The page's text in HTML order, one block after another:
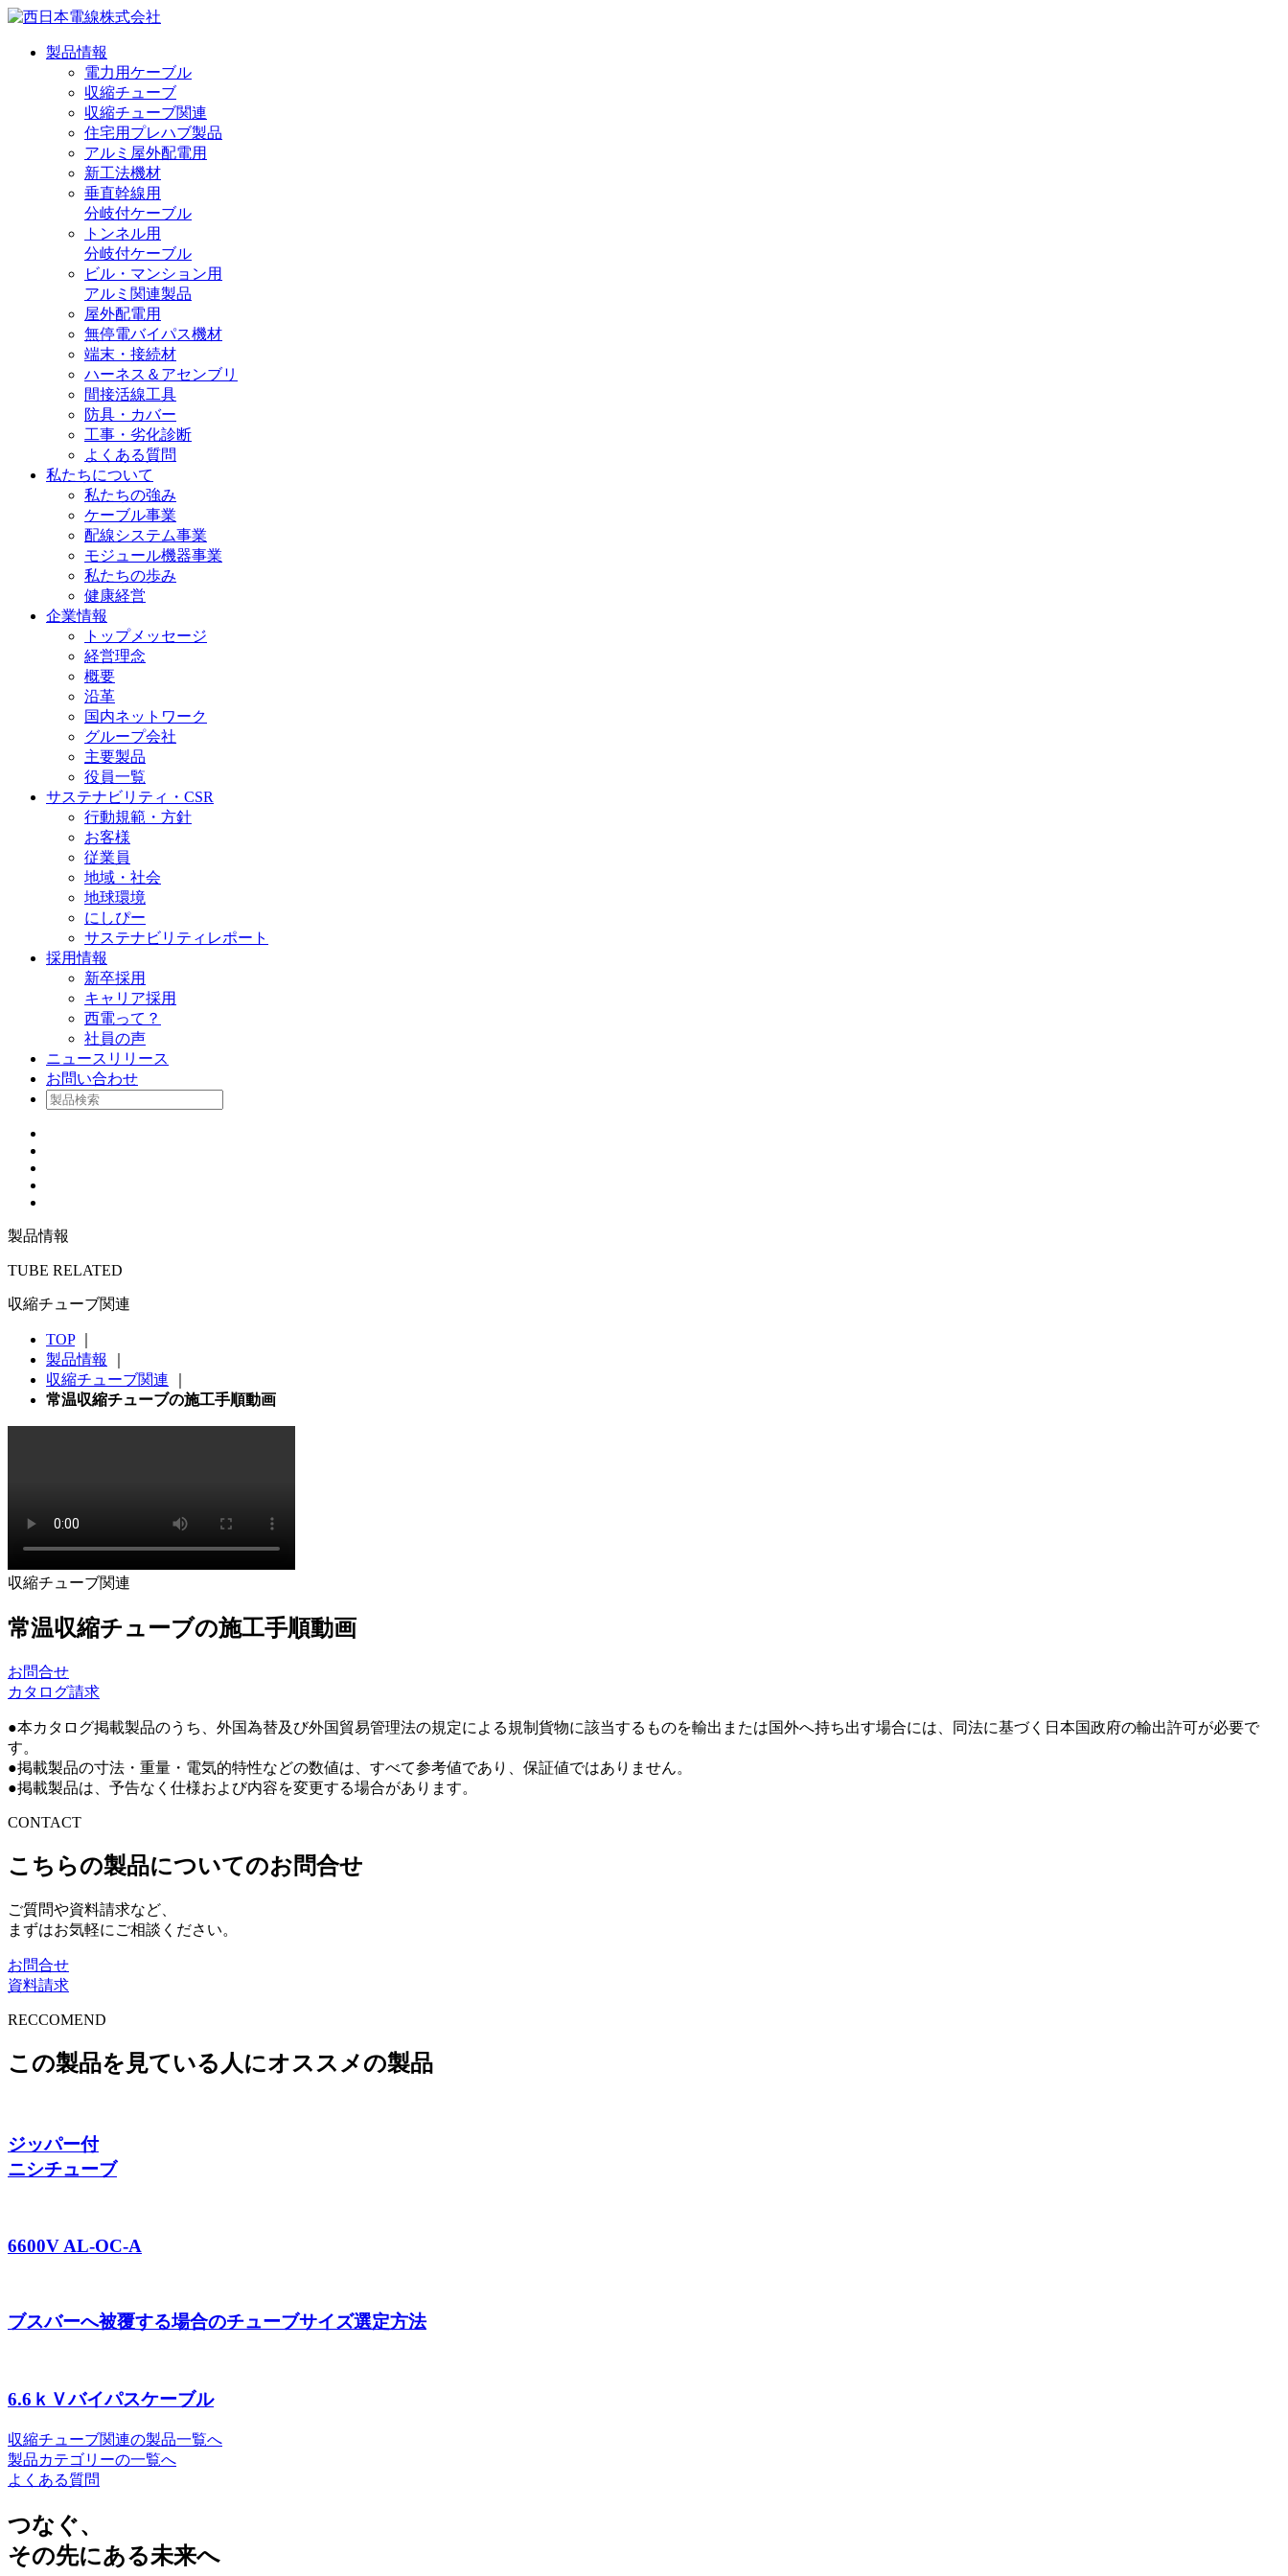
製品情報
電力用ケーブル
収縮チューブ
収縮チューブ関連
住宅用プレハブ製品
アルミ屋外配電用
新工法機材
垂直幹線用
分岐付ケーブル
トンネル用
分岐付ケーブル
ビル・マンション用
アルミ関連製品
屋外配電用
無停電バイパス機材
端末・接続材
ハーネス＆アセンブリ
間接活線工具
防具・カバー
工事・劣化診断
よくある質問
私たちについて
私たちの強み
ケーブル事業
配線システム事業
モジュール機器事業
私たちの歩み
健康経営
企業情報
トップメッセージ
経営理念
概要
沿革
国内ネットワーク
グループ会社
主要製品
役員一覧
サステナビリティ・CSR
行動規範・方針
お客様
従業員
地域・社会
地球環境
にしぴー
サステナビリティレポート
採用情報
新卒採用
キャリア採用
西電って？
社員の声
ニュースリリース
お問い合わせ
製品情報
TUBE RELATED
収縮チューブ関連
TOP｜
製品情報
収縮チューブ関連
常温収縮チューブの施工手順動画
収縮チューブ関連
常温収縮チューブの施工手順動画
お問合せ
カタログ請求
●本カタログ掲載製品のうち、外国為替及び外国貿易管理法の規定による規制貨物に該当するものを輸出または国外へ持ち出す場合には、同法に基づく日本国政府の輸出許可が必要で
す。
●掲載製品の寸法・重量・電気的特性などの数値は、すべて参考値であり、保証値ではありません。
●掲載製品は、予告なく仕様および内容を変更する場合があります。
CONTACT
こちらの製品についてのお問合せ
ご質問や資料請求など、
まずはお気軽にご相談ください。
お問合せ
資料請求
RECCOMEND
この製品を見ている人にオススメの製品
ジッパー付
ニシチューブ
6600V AL-OC-A
ブスバーへ被覆する場合のチューブサイズ選定方法
6.6ｋＶバイパスケーブル
収縮チューブ関連の製品一覧へ
製品カテゴリーの一覧へ
よくある質問
つなぐ、
その先にある未来へ